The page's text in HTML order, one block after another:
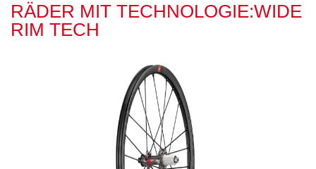
RÄDER MIT TECHNOLOGIE:WIDE
RIM TECH